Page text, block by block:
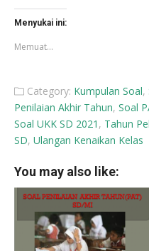
Facebook(Membuka
di
jendela
baru)
Menyukai ini:
Memuat...
Category: Kumpulan Soal,
Penilaian Akhir Tahun, Soal
Soal UKK SD 2021 , Tahun
SD, Ulangan Kenaikan Kelas
You may also like: